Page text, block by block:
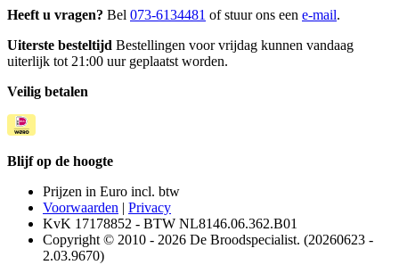
Heeft u vragen? Bel 073-6134481 of stuur ons een e-mail.
Uiterste besteltijd Bestellingen voor vrijdag kunnen vandaag
uiterlijk tot 21:00 uur geplaatst worden.
Veilig betalen
Blijf op de hoogte
Prijzen in Euro incl. btw
Voorwaarden | Privacy
KvK 17178852 - BTW NL8146.06.362.B01
Copyright © 2010 - 2026 De Broodspecialist. (20260623 -
2.03.9670)